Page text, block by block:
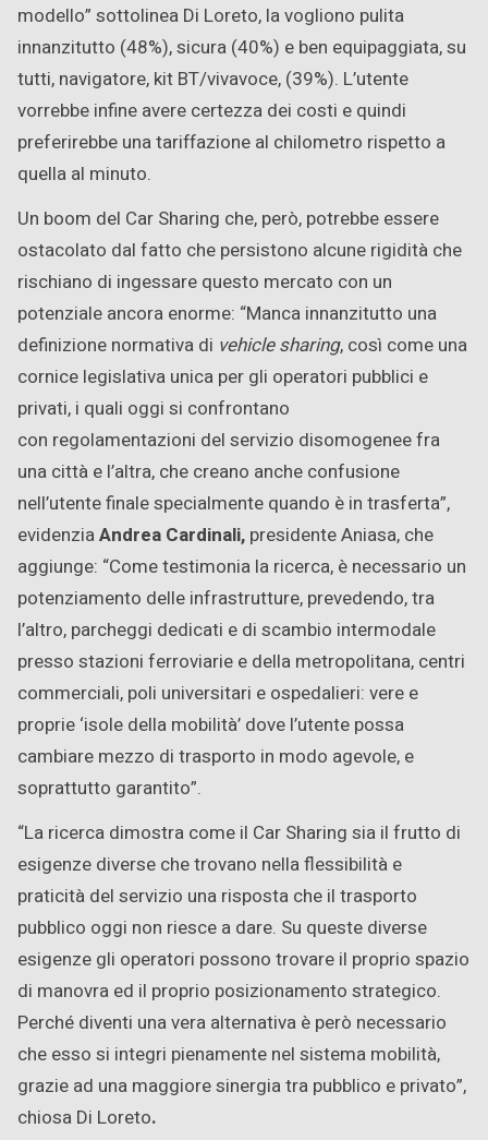
modello” sottolinea Di Loreto, la vogliono pulita
innanzitutto (48%), sicura (40%) e ben equipaggiata, su
tutti, navigatore, kit BT/vivavoce, (39%). L’utente
vorrebbe infine avere certezza dei costi e quindi
preferirebbe una tariffazione al chilometro rispetto a
quella al minuto.
Un boom del Car Sharing che, però, potrebbe essere
ostacolato dal fatto che persistono alcune rigidità che
rischiano di ingessare questo mercato con un
potenziale ancora enorme: “Manca innanzitutto una
definizione normativa di vehicle sharing, così come una
cornice legislativa unica per gli operatori pubblici e
privati, i quali oggi si confrontano
con regolamentazioni del servizio disomogenee fra
una città e l’altra, che creano anche confusione
nell’utente finale specialmente quando è in trasferta”,
evidenziaAndrea Cardinali, presidente Aniasa, che
aggiunge: “Come testimonia la ricerca, è necessario un
potenziamento delle infrastrutture, prevedendo, tra
l’altro, parcheggi dedicati e di scambio intermodale
presso stazioni ferroviarie e della metropolitana, centri
commerciali, poli universitari e ospedalieri: vere e
proprie ‘isole della mobilità’ dove l’utente possa
cambiare mezzo di trasporto in modo agevole, e
soprattutto garantito”.
“La ricerca dimostra come il Car Sharing sia il frutto di
esigenze diverse che trovano nella flessibilità e
praticità del servizio una risposta che il trasporto
pubblico oggi non riesce a dare. Su queste diverse
esigenze gli operatori possono trovare il proprio spazio
di manovra ed il proprio posizionamento strategico.
Perché diventi una vera alternativa è però necessario
che esso si integri pienamente nel sistema mobilità,
grazie ad una maggiore sinergia tra pubblico e privato”,
chiosa Di Loreto.